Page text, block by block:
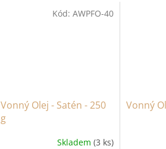
Vonný Olej - Satén - 250
g
Skladem (3 ks)
Kód: AWPFO-40
Vonný